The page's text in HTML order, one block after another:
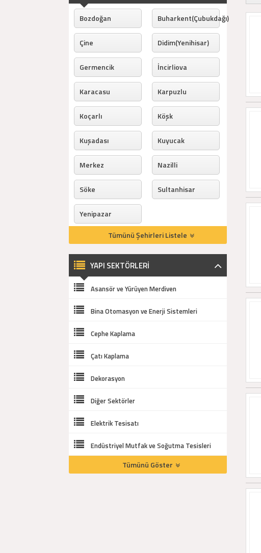
Bozdoğan Buharkent(Çubukdağı)
Çine Didim(Yenihisar)
Germencik İncirliova
Karacasu Karpuzlu
Koçarlı Köşk
Kuşadası Kuyucak
Merkez Nazilli
Söke Sultanhisar
Yenipazar
Tümünü Şehirleri Listele
YAPI SEKTÖRLERİ
Asansör ve Yürüyen Merdiven
Bina Otomasyon ve Enerji Sistemleri
Cephe Kaplama
Çatı Kaplama
Dekorasyon
Diğer Sektörler
Elektrik Tesisatı
Endüstriyel Mutfak ve Soğutma Tesisleri
Tümünü Göster